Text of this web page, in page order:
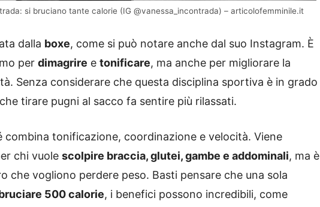
si bruciano tante calorie (IG @vanessa_incontrada) – articolofemminile.it
dalla boxe, come si può notare anche dal suo Instagram. È
per dimagrire e tonificare, ma anche per migliorare la
Senza considerare che questa disciplina sportiva è in grado
tirare pugni al sacco fa sentire più rilassati.
tonificazione, coordinazione e velocità. Viene
chi vuole scolpire braccia, glutei, gambe e addominali, ma è
che vogliono perdere peso. Basti pensare che una sola
500 calorie, i benefici possono incredibili, come